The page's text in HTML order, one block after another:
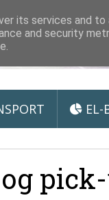
EL-
its services and
and security